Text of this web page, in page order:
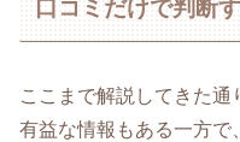
口コミだけで判断
ここまで解説してきた
有益な情報もある一方で